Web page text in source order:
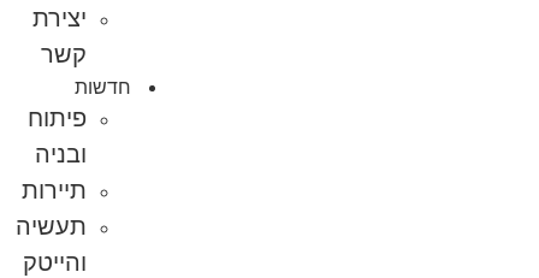
יצירת
קשר
חדשות
פיתוח
ובניה
תיירות
תעשיה
והייטק